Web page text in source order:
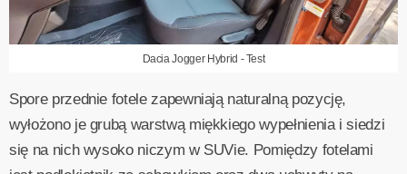
Dacia Jogger Hybrid - Test
Spore przednie fotele zapewniają naturalną pozycję,
wyłożono je grubą warstwą miękkiego wypełnienia i siedzi
się na nich wysoko niczym w SUVie. Pomiędzy fotelami